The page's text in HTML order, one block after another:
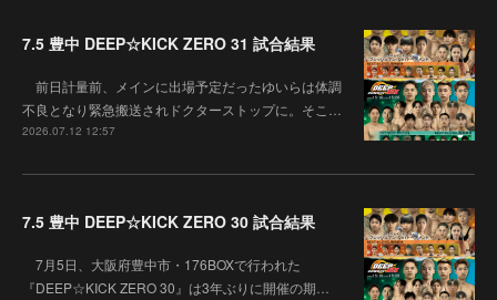
7.5 豊中 DEEP☆KICK ZERO 31 試合結果
前日計量前、メインに出場予定だったゆいらは体調
不良となり緊急搬送されドクターストップに。そこ…
2026.07.12 12:57
7.5 豊中 DEEP☆KICK ZERO 30 試合結果
7月5日、大阪府豊中市・176BOXで行われた
『DEEP☆KICK ZERO 30』は3年ぶりに開催の期…